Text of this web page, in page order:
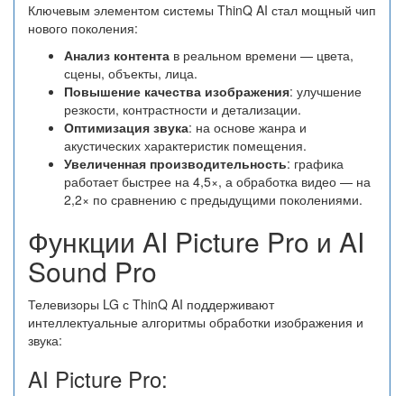
Ключевым элементом системы ThinQ AI стал мощный чип
нового поколения:
Анализ контента в реальном времени — цвета,
сцены, объекты, лица.
Повышение качества изображения: улучшение
резкости, контрастности и детализации.
Оптимизация звука: на основе жанра и
акустических характеристик помещения.
Увеличенная производительность: графика
работает быстрее на 4,5×, а обработка видео — на
2,2× по сравнению с предыдущими поколениями.
Функции AI Picture Pro и AI
Sound Pro
Телевизоры LG с ThinQ AI поддерживают
интеллектуальные алгоритмы обработки изображения и
звука:
AI Picture Pro: